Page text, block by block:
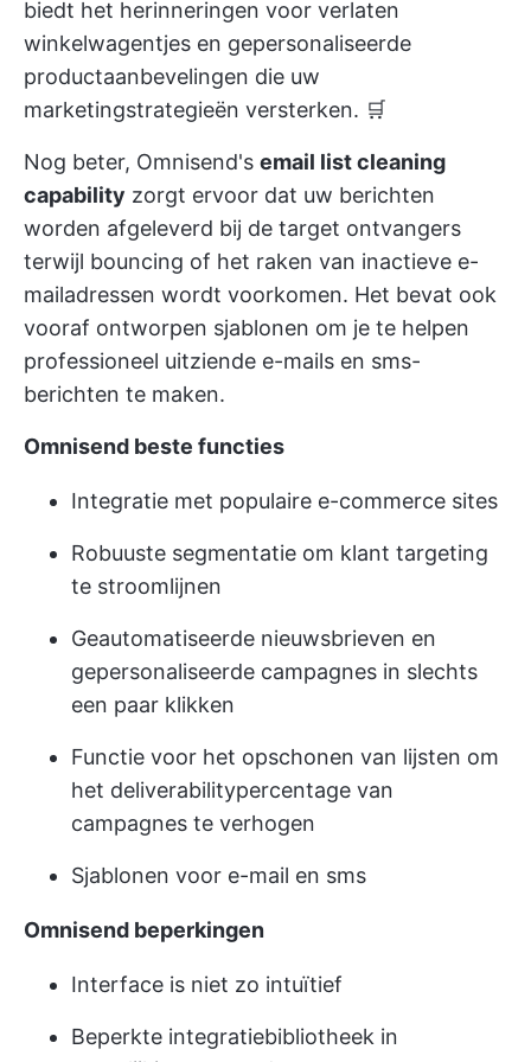
biedt het herinneringen voor verlaten
winkelwagentjes en gepersonaliseerde
productaanbevelingen die uw
marketingstrategieën versterken. 🛒
Nog beter, Omnisend's email list cleaning
capability zorgt ervoor dat uw berichten
worden afgeleverd bij de target ontvangers
terwijl bouncing of het raken van inactieve e-
mailadressen wordt voorkomen. Het bevat ook
vooraf ontworpen sjablonen om je te helpen
professioneel uitziende e-mails en sms-
berichten te maken.
Omnisend beste functies
Integratie met populaire e-commerce sites
Robuuste segmentatie om klant targeting
te stroomlijnen
Geautomatiseerde nieuwsbrieven en
gepersonaliseerde campagnes in slechts
een paar klikken
Functie voor het opschonen van lijsten om
het deliverabilitypercentage van
campagnes te verhogen
Sjablonen voor e-mail en sms
Omnisend beperkingen
Interface is niet zo intuïtief
Beperkte integratiebibliotheek in